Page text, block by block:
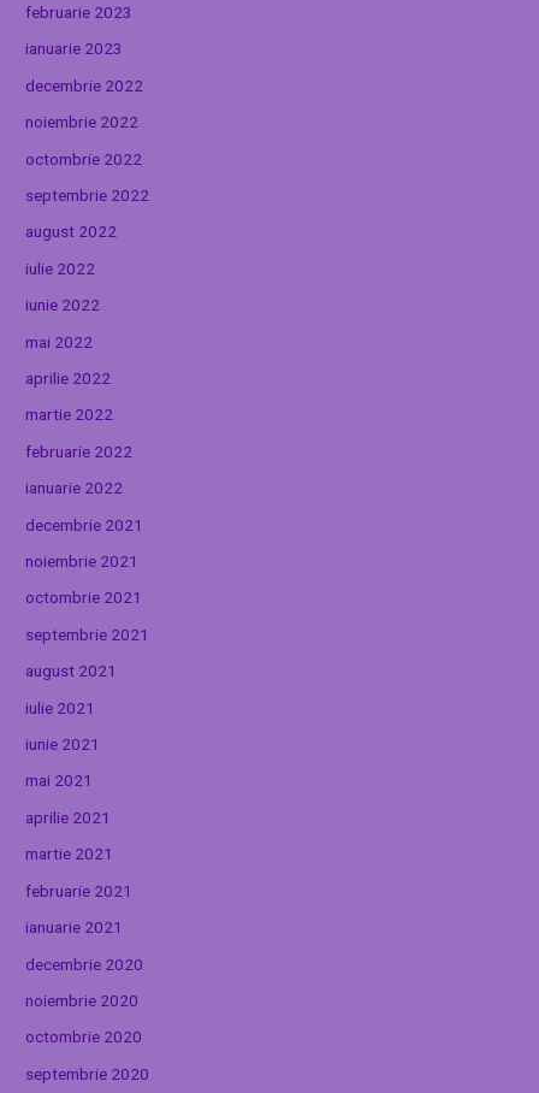
februarie 2023
ianuarie 2023
decembrie 2022
noiembrie 2022
octombrie 2022
septembrie 2022
august 2022
iulie 2022
iunie 2022
mai 2022
aprilie 2022
martie 2022
februarie 2022
ianuarie 2022
decembrie 2021
noiembrie 2021
octombrie 2021
septembrie 2021
august 2021
iulie 2021
iunie 2021
mai 2021
aprilie 2021
martie 2021
februarie 2021
ianuarie 2021
decembrie 2020
noiembrie 2020
octombrie 2020
septembrie 2020